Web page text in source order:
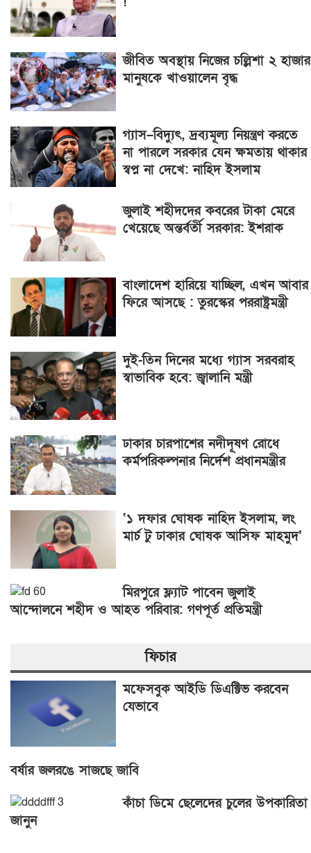
জীবিত অবস্থায় নিজের চল্লিশা ২ হাজার
মানুষকে খাওয়ালেন বৃদ্ধ
গ্যাস–বিদ্যুৎ, দ্রব্যমূল্য নিয়ন্ত্রণ করতে
না পারলে সরকার যেন ক্ষমতায় থাকার
স্বপ্ন না দেখে: নাহিদ ইসলাম
জুলাই শহীদদের কবরের টাকা মেরে
খেয়েছে অন্তর্বর্তী সরকার: ইশরাক
বাংলাদেশ হারিয়ে যাচ্ছিল, এখন আবার
ফিরে আসছে : তুরস্কের পররাষ্ট্রমন্ত্রী
দুই-তিন দিনের মধ্যে গ্যাস সরবরাহ
স্বাভাবিক হবে: জ্বালানি মন্ত্রী
ঢাকার চারপাশের নদীদূষণ রোধে
কর্মপরিকল্পনার নির্দেশ প্রধানমন্ত্রীর
‘১ দফার ঘোষক নাহিদ ইসলাম, লং
মার্চ টু ঢাকার ঘোষক আসিফ মাহমুদ’
মিরপুরে ফ্ল্যাট পাবেন জুলাই
আন্দোলনে শহীদ ও আহত পরিবার: গণপূর্ত প্রতিমন্ত্রী
ফিচার
মফেসবুক আইডি ডিএক্টিভ করবেন
যেভাবে
বর্ষার জলরঙে সাজছে জাবি
কাঁচা ডিমে ছেলেদের চুলের উপকারিতা
জানুন